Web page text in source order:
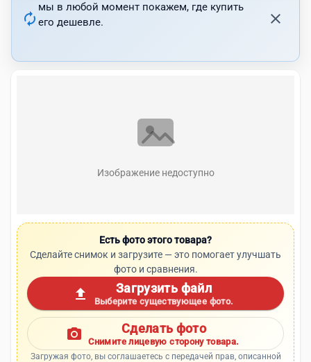
autorenew
мы в любой момент покажем, где купить
его дешевле.
close
Изображение недоступно
Есть фото этого товара?
Сделайте снимок и загрузите — это помогает улучшать
фото и сравнения.
upload Загрузить файл
Выберите существующее фото.
photo_camera Сделать фото
Снимите лицевую сторону товара.
Загружая фото, вы соглашаетесь с передачей прав, описанной